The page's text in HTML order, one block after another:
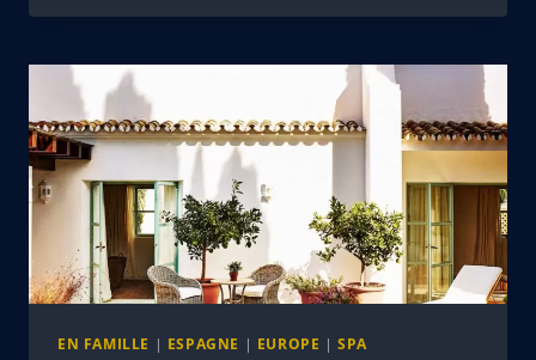
EN FAMILLE | ESPAGNE | EUROPE |SPA